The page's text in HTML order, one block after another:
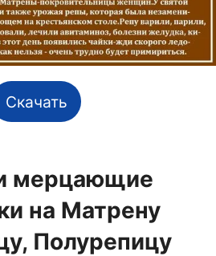
Скачать
мерцающие
на Матрену
Полурепицу